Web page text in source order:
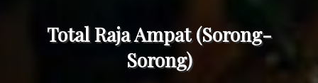
Total Raja Ampat (Sorong-
Sorong)